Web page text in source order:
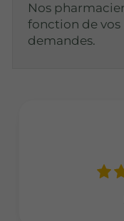
Nos
fonction de vos
demandes.